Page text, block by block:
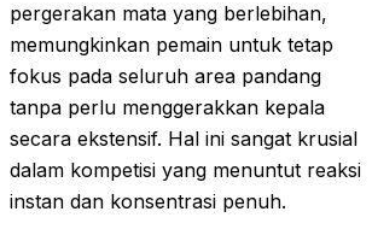
pergerakan mata yang berlebihan,
memungkinkan pemain untuk tetap
fokus pada seluruh area pandang
tanpa perlu menggerakkan kepala
secara ekstensif. Hal ini sangat krusial
dalam kompetisi yang menuntut reaksi
instan dan konsentrasi penuh.